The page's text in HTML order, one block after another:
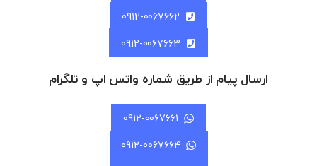
0912-0067662
0912-0067663
ارسال پیام از طریق شماره واتس اپ و تلگرام
0912-0067661
0912-0067664